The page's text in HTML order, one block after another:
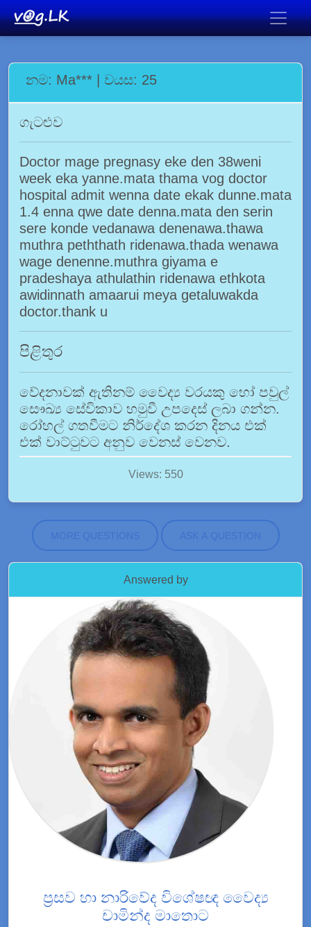
නම: Ma*** | වයස: 25
ගැටළුව
Doctor mage pregnasy eke den 38weni
week eka yanne.mata thama vog doctor
hospital admit wenna date ekak dunne.mata
1.4 enna qwe date denna.mata den serin
sere konde vedanawa denenawa.thawa
muthra peththath ridenawa.thada wenawa
wage denenne.muthra giyama e
pradeshaya athulathin ridenawa ethkota
awidinnath amaarui meya getaluwakda
doctor.thank u
පිළිතුර
වේදනාවක් ඇතිනම් වෛද්‍ය වරයකු හෝ පවුල්
සෞඛ්‍ය සේවිකාව හමුවී උපදෙස් ලබා ගන්න.
රෝහල් ගතවීමට නිර්දේශ කරන දිනය එක්
එක් වාට්ටුවට අනුව වෙනස් වෙනව.
Views: 550
MORE QUESTIONS ASK A QUESTION
Answered by
ප්‍රසව හා නාරිවේද විශේෂඥ වෛද්‍ය
චාමින්ද මාතොට